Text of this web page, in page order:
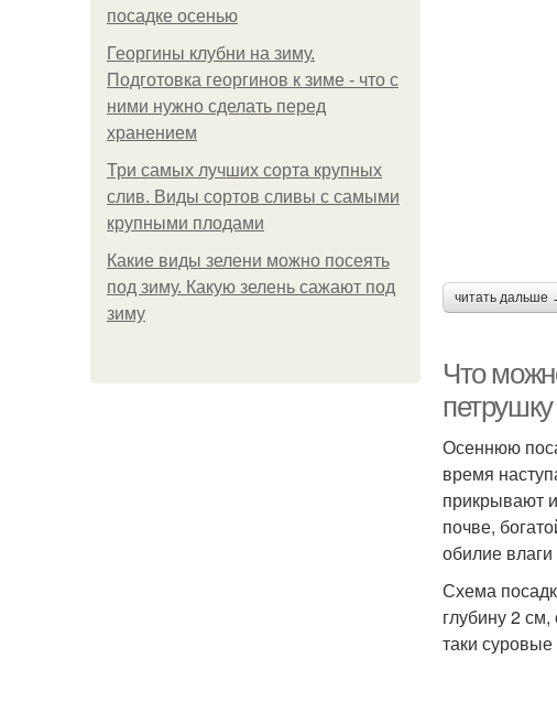
посадке осенью
Георгины клубни на зиму.
Подготовка георгинов к зиме - что с
ними нужно сделать перед
хранением
Три самых лучших сорта крупных
слив. Виды сортов сливы с самыми
крупными плодами
Какие виды зелени можно посеять
под зиму. Какую зелень сажают под
зиму
читать дальше
Что
Осеннюю
время
прикрывают
почве,
обилие
Схема
глубину 2
таки